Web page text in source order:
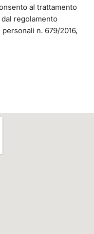
al trattamento
regolamento
n. 679/2016,